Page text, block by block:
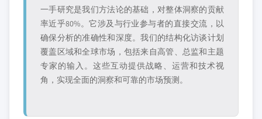
一手研究是我们方法论的基础，对整体洞察的贡献
率近乎80%。它涉及与行业参与者的直接交流，以
确保分析的准确性和深度。我们的结构化访谈计划
覆盖区域和全球市场，包括来自高管、总监和主题
专家的输入。这些互动提供战略、运营和技术视
角，实现全面的洞察和可靠的市场预测。